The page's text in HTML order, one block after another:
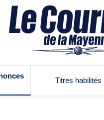
Titres habilités